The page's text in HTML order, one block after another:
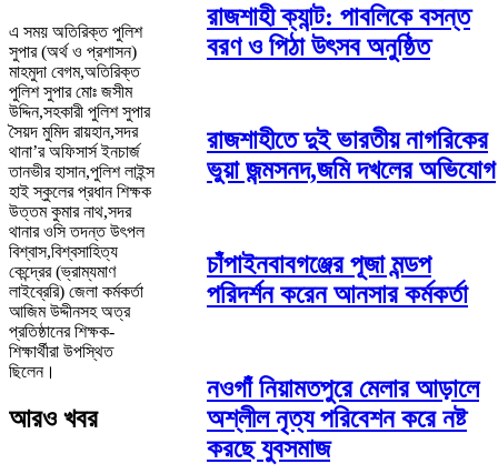
এ সময় অতিরিক্ত পুলিশ
সুপার (অর্থ ও প্রশাসন)
মাহমুদা বেগম,অতিরিক্ত
পুলিশ সুপার মোঃ জসীম
উদ্দিন,সহকারী পুলিশ সুপার
সৈয়দ মুমিদ রায়হান,সদর
থানা’র অফিসার্স ইনচার্জ
তানভীর হাসান,পুলিশ লাইন্স
হাই স্কুলের প্রধান শিক্ষক
উত্তম কুমার নাথ,সদর
থানার ওসি তদন্ত উৎপল
বিশ্বাস,বিশ্বসাহিত্য
কেন্দ্রের (ভ্রাম্যমাণ
লাইব্রেরি) জেলা কর্মকর্তা
আজিম উদ্দীনসহ অত্র
প্রতিষ্ঠানের শিক্ষক-
শিক্ষার্থীরা উপস্থিত
ছিলেন।
আরও খবর
রাজশাহী ক্যান্ট: পাবলিকে বসন্ত
বরণ ও পিঠা উৎসব অনুষ্ঠিত
রাজশাহীতে দুই ভারতীয় নাগরিকের
ভুয়া জন্মসনদ,জমি দখলের অভিযোগ
চাঁপাইনবাবগঞ্জের পূজা মন্ডপ
পরিদর্শন করেন আনসার কর্মকর্তা
নওগাঁ নিয়ামতপুরে মেলার আড়ালে
অশ্লীল নৃত্য পরিবেশন করে নষ্ট
করছে যুবসমাজ